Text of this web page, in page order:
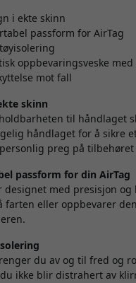
i ekte skinn
passform for AirTag
oppbevaringsveske med
mot fall
skinn
til håndlaget
håndlaget for å sikre
preg på
passform for din AirTag
med presisjon
farten eller oppbevarer
du av og til fred og
ikke blir distrahert av